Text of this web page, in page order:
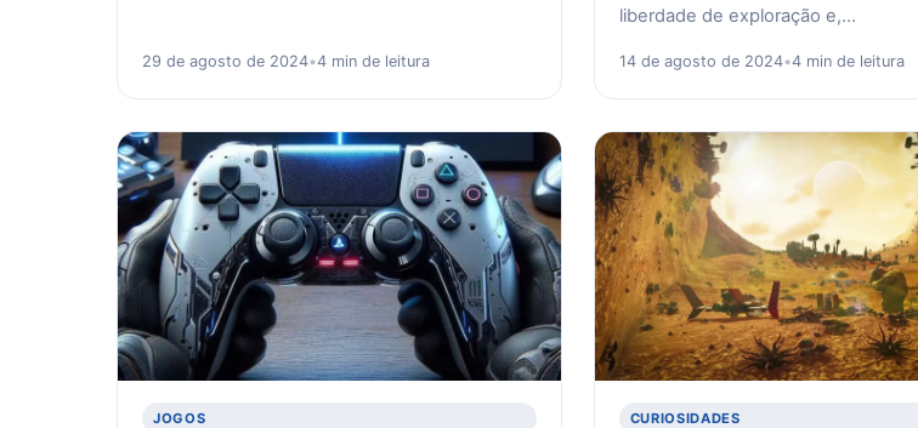
29 de agosto de 2024•4 min de leitura
liberdade de exploração e,…
14 de agosto de 2024•4 min de leitura
JOGOS CURIOSIDADES